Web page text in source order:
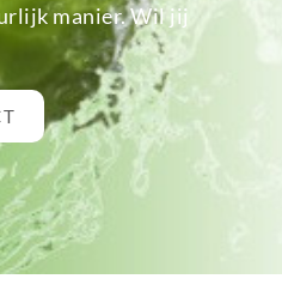
manier. Wil jij